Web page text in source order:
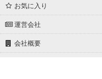
お気に入り
運営会社
会社概要